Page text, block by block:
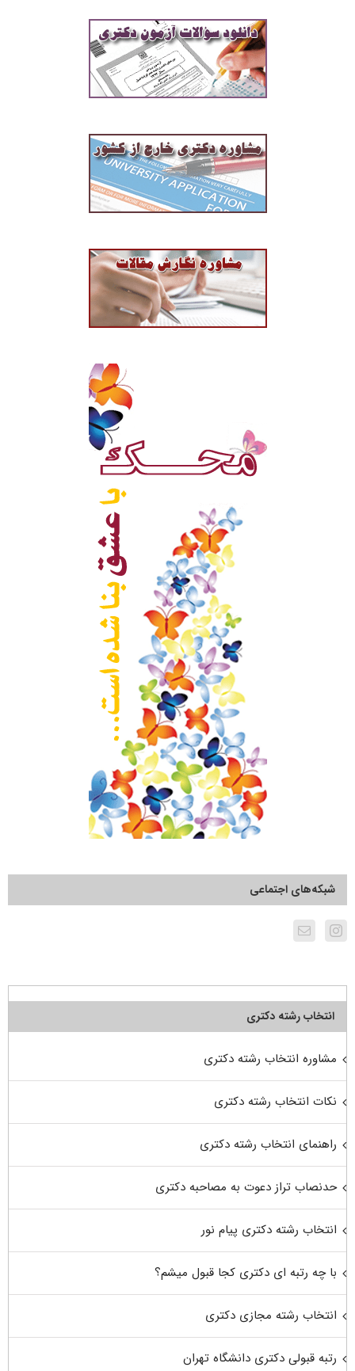
شبکه‌های اجتماعی
انتخاب رشته دکتری
مشاوره انتخاب رشته دکتری
نکات انتخاب رشته دکتری
راهنمای انتخاب رشته دکتری
حدنصاب تراز دعوت به مصاحبه دکتری
انتخاب رشته دکتری پیام نور
با چه رتبه ای دکتری کجا قبول میشم؟
انتخاب رشته مجازی دکتری
رتبه قبولی دکتری دانشگاه تهران